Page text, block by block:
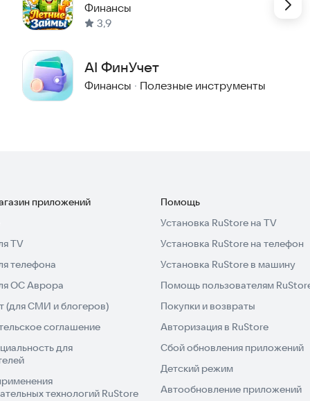
Полный контроль над личной информацией.
с Фино!
Финансы
3,9
AI ФинУчет
Финансы · Полезные инструменты
приложений
TV
телефона
ОС Аврора
(для СМИ и блогеров)
соглашение
для
технологий RuStore
Помощь
Установка RuStore на TV
Установка RuStore на телефон
Установка RuStore в машину
Помощь пользователям
Покупки и возвраты
Авторизация в RuStore
Сбой обновления приложений
Детский режим
Автообновление приложений